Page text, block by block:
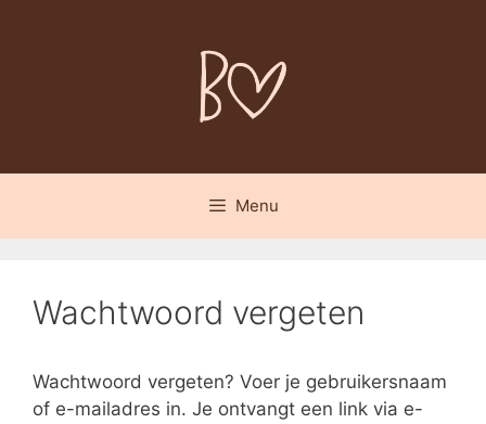
Menu
Wachtwoord vergeten
Wachtwoord vergeten? Voer je gebruikersnaam
of e-mailadres in. Je ontvangt een link via e-